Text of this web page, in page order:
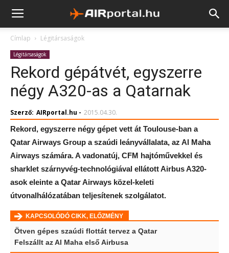
Címlap Légitársaságok
Légitársaságok
Rekord gépátvét, egyszerre
négy A320-as a Qatarnak
Szerző: AIRportal.hu - 2015.04.30.
Rekord, egyszerre négy gépet vett át Toulouse-ban a
Qatar Airways Group a szaúdi leányvállalata, az Al Maha
Airways számára. A vadonatúj, CFM hajtóművekkel és
sharklet szárnyvég-technológiával ellátott Airbus A320-
asok eleinte a Qatar Airways közel-keleti
útvonalhálózatában teljesítenek szolgálatot.
KAPCSOLÓDÓ CIKK, ELŐZMÉNY
Ötven gépes szaúdi flottát tervez a Qatar
Felszállt az Al Maha első Airbusa